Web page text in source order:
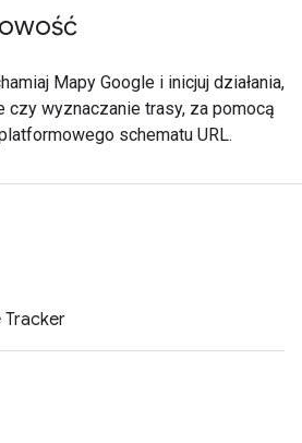
Mapy Google i inicjuj działania,
czy wyznaczanie trasy, za pomocą
schematu URL.
Tracker